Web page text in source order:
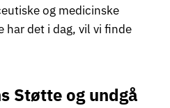
og medicinske
har det i dag, vil vi finde
Støtte og undgå